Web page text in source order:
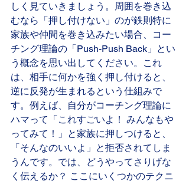
しく見ていきましょう。周囲を巻き込
むなら「押し付けない」のが鉄則特に
家族や仲間を巻き込みたい場合、コー
チング理論の「Push-Push Back」とい
う概念を思い出してください。これ
は、相手に何かを強く押し付けると、
逆に反発が生まれるという仕組みで
す。例えば、自分がコーチング理論に
ハマって「これすごいよ！ みんなもや
ってみて！」と家族に押しつけると、
「そんなのいいよ」と拒否されてしま
うんです。では、どうやってさりげな
く伝えるか？ ここにいくつかのテクニ